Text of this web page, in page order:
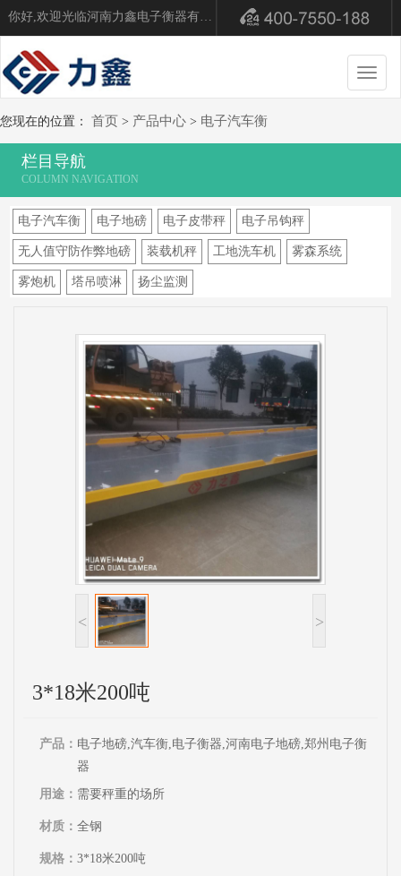
你好,欢迎光临河南力鑫电子衡器有限公司！
切
换
您现在的位置： 首页 > 产品中心 > 电子汽车衡
栏目导航
电子汽车衡 电子地磅 电子皮带秤 电子吊钩秤
无人值守防作弊地磅 装载机秤 工地洗车机 雾森系统
雾炮机 塔吊喷淋 扬尘监测
< >
3*18米200吨
产品： 电子地磅,汽车衡,电子衡器,河南电子地磅,郑州电子衡
器
用途： 需要秤重的场所
材质： 全钢
规格： 3*18米200吨